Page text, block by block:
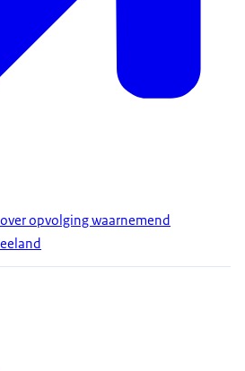
opvolging waarnemend